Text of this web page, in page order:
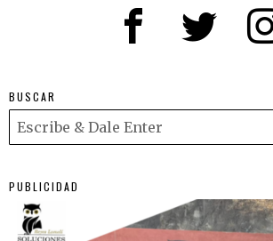
BUSCAR
PUBLICIDAD